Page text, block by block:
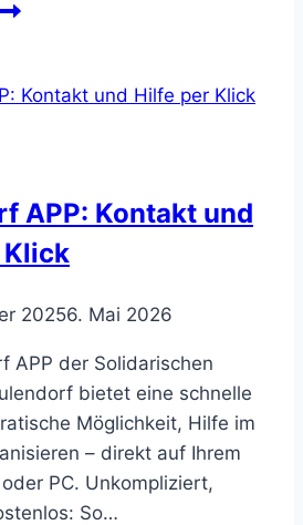
APP: Kontakt und
Klick
20256. Mai 2026
APP der Solidarischen
bietet eine schnelle
Möglichkeit, Hilfe im
– direkt auf Ihrem
PC. Unkompliziert,
So…